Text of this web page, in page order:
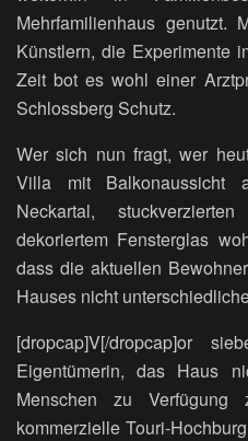
Mehrfamilienhaus genutzt.
Künstlern, die Experimente
Zeit bot es wohl einer
Schlossberg Schutz.
Wer sich nun fragt, wer
Villa mit
Neckartal,
dekoriertem Fensterglas
dass die aktuellen
Hauses nicht
[dropcap]V[/dropcap]or
Eigentümerin, das Haus
Menschen zu
kommerzielle Touri-